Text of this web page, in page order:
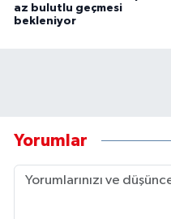
az bulutlu geçmesi
bekleniyor
Yorumlar